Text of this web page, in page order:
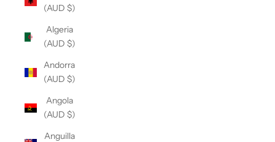
(AUD $)
Algeria
(AUD $)
Andorra
(AUD $)
Angola
(AUD $)
Anguilla